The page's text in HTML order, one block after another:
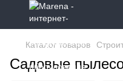
Каталог товаров
Садовые